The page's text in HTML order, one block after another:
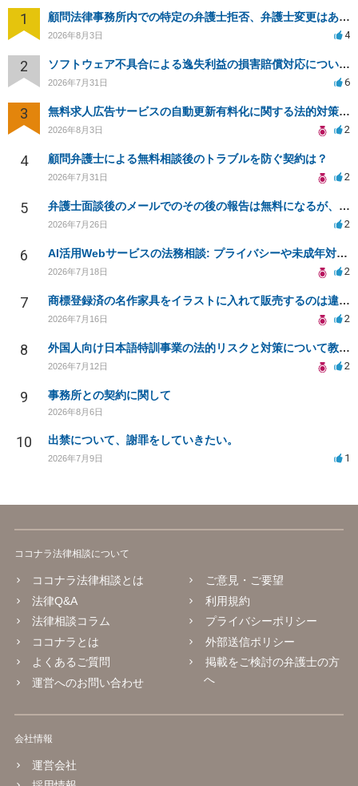
1 顧問法律事務所内での特定の弁護士拒否、弁護士変更はあり？一般論でも構いません。
2026年8月3日 4
2 ソフトウェア不具合による逸失利益の損害賠償対応について相談
2026年7月31日 6
3 無料求人広告サービスの自動更新有料化に関する法的対策は？
2026年8月3日 2
4 顧問弁護士による無料相談後のトラブルを防ぐ契約は？
2026年7月31日 2
5 弁護士面談後のメールでのその後の報告は無料になるが、弁護士として興味ありますか？
2026年7月26日 2
6 AI活用Webサービスの法務相談: プライバシーや未成年対応など
2026年7月18日 2
7 商標登録済の名作家具をイラストに入れて販売するのは違法でしょうか
2026年7月16日 2
8 外国人向け日本語特訓事業の法的リスクと対策について教えてください
2026年7月12日 2
9 事務所との契約に関して
2026年8月6日
10 出禁について、謝罪をしていきたい。
2026年7月9日 1
ココナラ法律相談について
ココナラ法律相談とは
法律Q&A
法律相談コラム
ココナラとは
よくあるご質問
運営へのお問い合わせ
ご意見・ご要望
利用規約
プライバシーポリシー
外部送信ポリシー
掲載をご検討の弁護士の方
へ
会社情報
運営会社